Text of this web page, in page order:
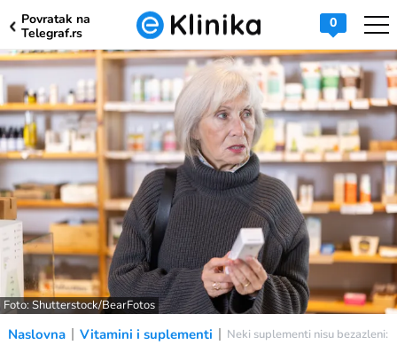
Povratak na
Telegraf.rs
0
Foto: Shutterstock/BearFotos
Naslovna Vitamini i suplementi Neki suplementi nisu bezazleni: